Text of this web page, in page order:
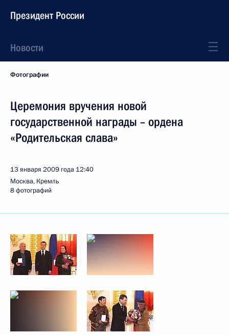
Президент России
Новости
Фотографии
Церемония вручения новой
государственной награды – ордена
«Родительская слава»
13 января 2009 года 12:40
Москва, Кремль
8 фотографий